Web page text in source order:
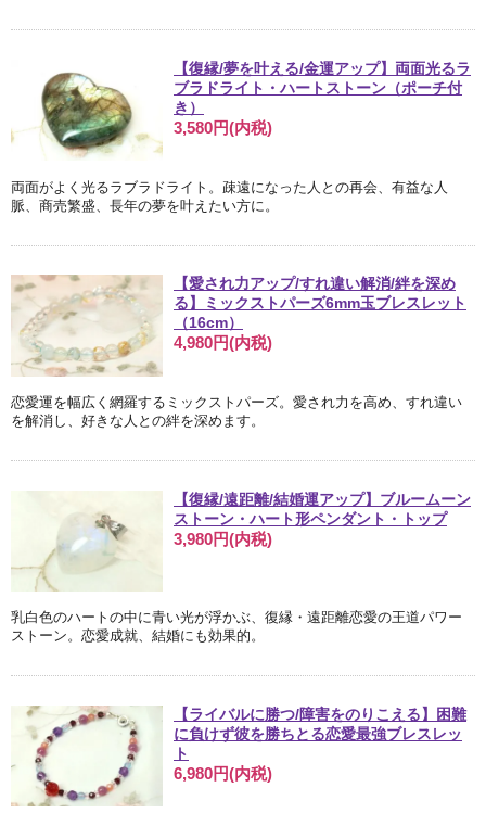
【復縁/夢を叶える/金運アップ】両面光るラ
ブラドライト・ハートストーン（ポーチ付
き）
3,580円(内税)
両面がよく光るラブラドライト。疎遠になった人との再会、有益な人
脈、商売繁盛、長年の夢を叶えたい方に。
【愛され力アップ/すれ違い解消/絆を深め
る】ミックストパーズ6mm玉ブレスレット
（16cm）
4,980円(内税)
恋愛運を幅広く網羅するミックストパーズ。愛され力を高め、すれ違い
を解消し、好きな人との絆を深めます。
【復縁/遠距離/結婚運アップ】ブルームーン
ストーン・ハート形ペンダント・トップ
3,980円(内税)
乳白色のハートの中に青い光が浮かぶ、復縁・遠距離恋愛の王道パワー
ストーン。恋愛成就、結婚にも効果的。
【ライバルに勝つ/障害をのりこえる】困難
に負けず彼を勝ちとる恋愛最強ブレスレッ
ト
6,980円(内税)